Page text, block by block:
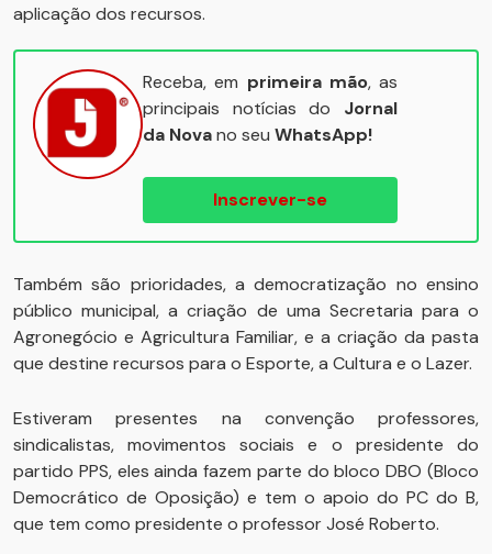
aplicação dos recursos.
Receba, em primeira mão, as
principais notícias do Jornal
da Novano seu WhatsApp!
Inscrever-se
Também são prioridades, a democratização no ensino
público municipal, a criação de uma Secretaria para o
Agronegócio e Agricultura Familiar, e a criação da pasta
que destine recursos para o Esporte, a Cultura e o Lazer.
Estiveram presentes na convenção professores,
sindicalistas, movimentos sociais e o presidente do
partido PPS, eles ainda fazem parte do bloco DBO (Bloco
Democrático de Oposição) e tem o apoio do PC do B,
que tem como presidente o professor José Roberto.